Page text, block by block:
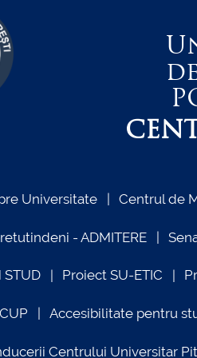
Universitate Centrul de
- ADMITERE
STUD Proiect SU-ETIC
Accesibilitate pentru
Centrului Universitar